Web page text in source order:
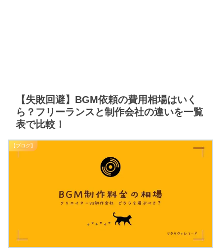
【失敗回避】BGM依頼の費用相場はいく
ら？フリーランスと制作会社の違いを一覧
表で比較！
【ブログ】